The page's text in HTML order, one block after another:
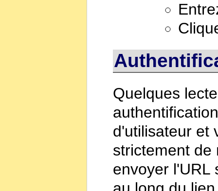
Quelques
d'utilisateur et
strictement de
envoyer l'URL